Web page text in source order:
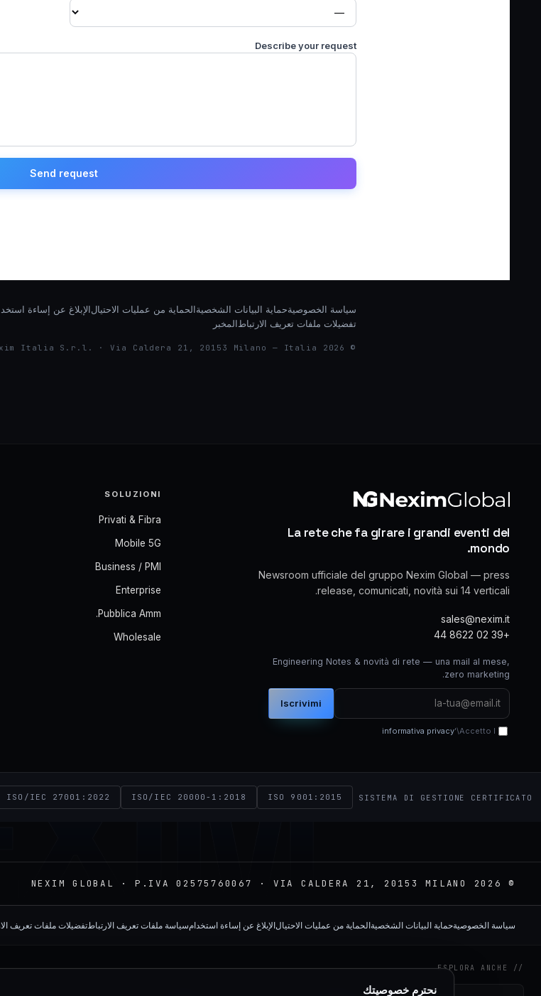
Describe your request
Send request
سياسة الخصوصيةحماية البيانات الشخصيةالحماية من عمليات الاحتيالالإبلاغ عن إساءة
تفضيلات ملفات تعريف الارتباطالمخبر
© 2026 Nexim Global · Nexim Italia S.r.l. · Via Caldera 21, 20153 Milano — Italia
La rete che fa girare i grandi eventi del
mondo.
Newsroom ufficiale del gruppo Nexim Global — press
release, comunicati, novità sui 14 verticali.
sales@nexim.it
+39 02 8622 44
Engineering Notes & novità di rete — una mail al mese,
zero marketing.
Iscrivimi
Accetto l\'
informativa privacy
SOLUZIONI
Privati & Fibra
Mobile 5G
Business / PMI
Enterprise
Pubblica Amm.
Wholesale
SISTEMA DI GESTIONE CERTIFICATO
ISO 9001:2015
ISO/IEC 20000-1:2018
ISO/IEC 27001:2022
© 2026 NEXIM GLOBAL · P.IVA 02575760067 · VIA CALDERA 21, 20153 MILANO
نحترم خصوصيتك
سياسة الخصوصيةحماية البيانات الشخصيةالحماية من عمليات الاحتيالالإبلاغ عن إساءة استخدامسياسة ملفات تعريف الارتباطتفضيلات ملفات تعريف
// ESPLORA ANCHE